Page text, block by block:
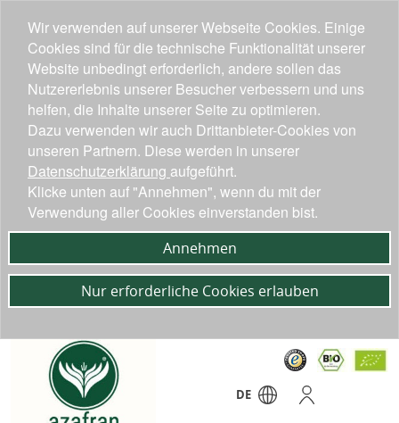
DE
Wir verwenden auf unserer Webseite Cookies. Einige
Cookies sind für die technische Funktionalität unserer
Website unbedingt erforderlich, andere sollen das
Nutzererlebnis unserer Besucher verbessern und uns
helfen, die Inhalte unserer Seite zu optimieren.
Dazu verwenden wir auch Drittanbieter-Cookies von
unseren Partnern. Diese werden in unserer
Datenschutzerklärung aufgeführt.
Klicke unten auf "Annehmen", wenn du mit der
Verwendung aller Cookies einverstanden bist.
Annehmen
Nur erforderliche Cookies erlauben